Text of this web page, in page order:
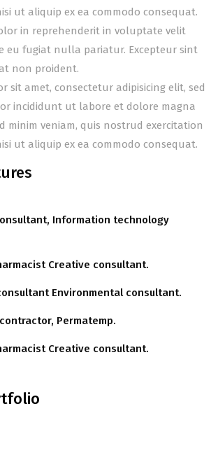
ut aliquip ex ea commodo consequat.
in reprehenderit in voluptate velit
eu fugiat nulla pariatur. Excepteur sint
non proident.
sit amet, consectetur adipisicing elit, sed
incididunt ut labore et dolore magna
minim veniam, quis nostrud exercitation
ut aliquip ex ea commodo consequat.
Information technology
Creative consultant.
Environmental consultant.
Permatemp.
Creative consultant.